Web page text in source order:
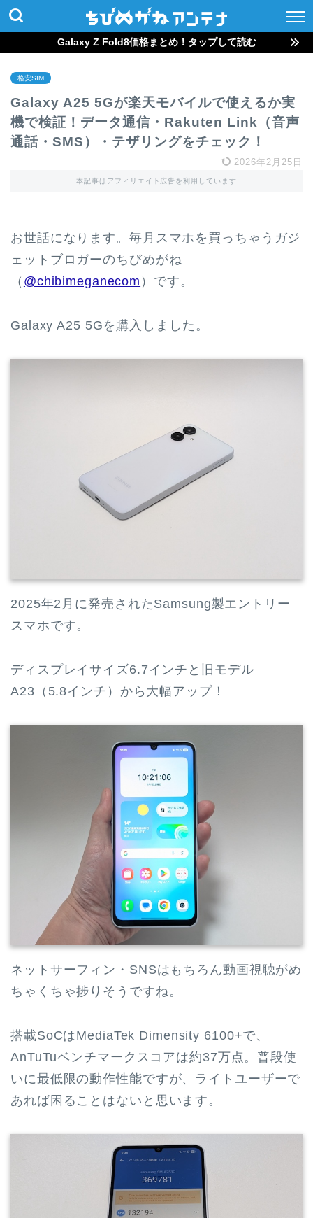
Galaxy Z Fold8価格まとめ！タップして読む
格安SIM
Galaxy A25 5Gが楽天モバイルで使えるか実
機で検証！データ通信・Rakuten Link（音声
通話・SMS）・テザリングをチェック！
2026年2月25日
本記事はアフィリエイト広告を利用しています
お世話になります。毎月スマホを買っちゃうガジ
ェットブロガーのちびめがね
（ @chibimeganecom ）です。
Galaxy A25 5Gを購入しました。
2025年2月に発売されたSamsung製エントリー
スマホです。
ディスプレイサイズ6.7インチと旧モデル
A23（5.8インチ）から大幅アップ！
ネットサーフィン・SNSはもちろん動画視聴がめ
ちゃくちゃ捗りそうですね。
搭載SoCはMediaTek Dimensity 6100+で、
AnTuTuベンチマークスコアは約37万点。普段使
いに最低限の動作性能ですが、ライトユーザーで
あれば困ることはないと思います。